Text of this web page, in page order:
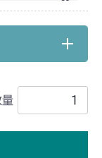
アクスル
量